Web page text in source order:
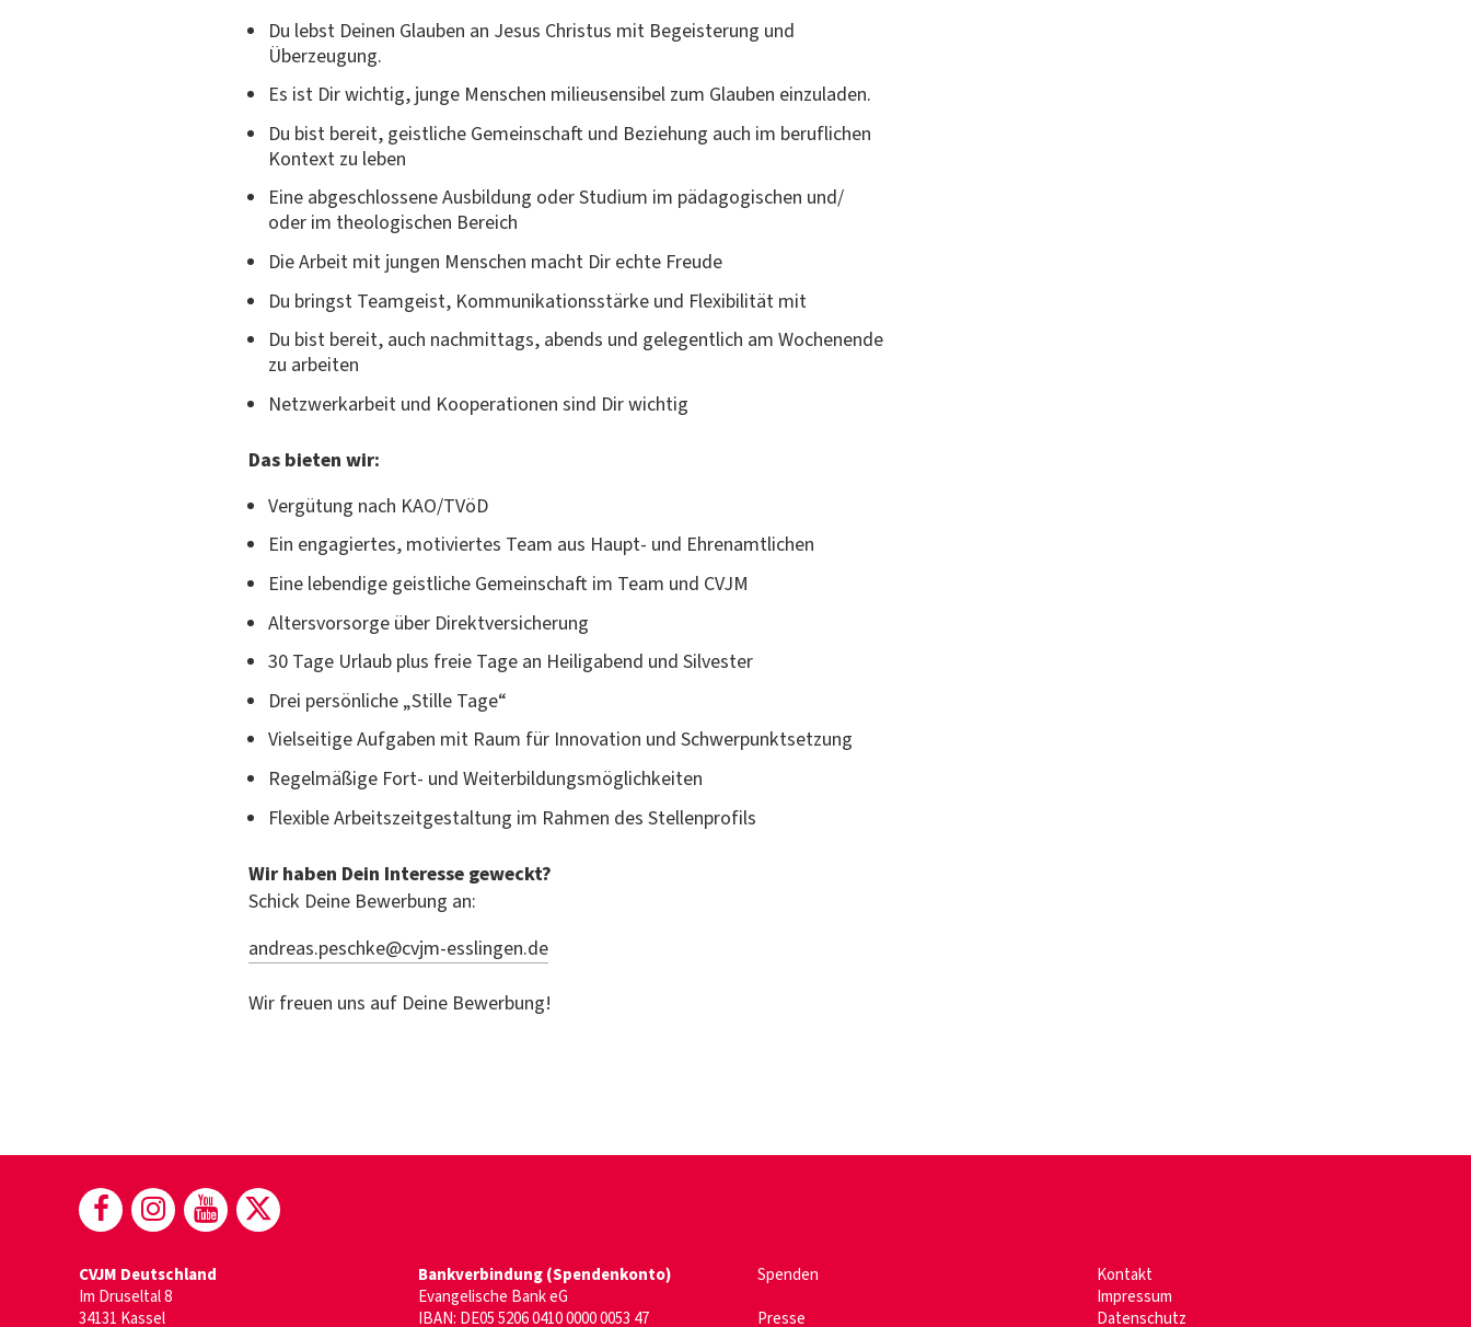
Du lebst Deinen Glauben an Jesus Christus mit Begeisterung und
Überzeugung.
Es ist Dir wichtig, junge Menschen milieusensibel zum Glauben einzuladen.
Du bist bereit, geistliche Gemeinschaft und Beziehung auch im beruflichen
Kontext zu leben
Eine abgeschlossene Ausbildung oder Studium im pädagogischen und/
oder im theologischen Bereich
Die Arbeit mit jungen Menschen macht Dir echte Freude
Du bringst Teamgeist, Kommunikationsstärke und Flexibilität mit
Du bist bereit, auch nachmittags, abends und gelegentlich am Wochenende
zu arbeiten
Netzwerkarbeit und Kooperationen sind Dir wichtig
Das bieten wir:
Vergütung nach KAO/TVöD
Ein engagiertes, motiviertes Team aus Haupt- und Ehrenamtlichen
Eine lebendige geistliche Gemeinschaft im Team und CVJM
Altersvorsorge über Direktversicherung
30 Tage Urlaub plus freie Tage an Heiligabend und Silvester
Drei persönliche „Stille Tage“
Vielseitige Aufgaben mit Raum für Innovation und Schwerpunktsetzung
Regelmäßige Fort- und Weiterbildungsmöglichkeiten
Flexible Arbeitszeitgestaltung im Rahmen des Stellenprofils
Wir haben Dein Interesse geweckt?
Schick Deine Bewerbung an:
andreas.peschke@cvjm-esslingen.de
Wir freuen uns auf Deine Bewerbung!
(öffnet in neuem Fenster)
(öffnet in neuem Fenster)
(öffnet in neuem Fenster)
(öffnet in neuem Fenster)
CVJM Deutschland
Im Druseltal 8
34131 Kassel
Bankverbindung (Spendenkonto)
Evangelische Bank eG
IBAN: DE05 5206 0410 0000 0053 47
Spenden
Presse
Kontakt
Impressum
Datenschutz